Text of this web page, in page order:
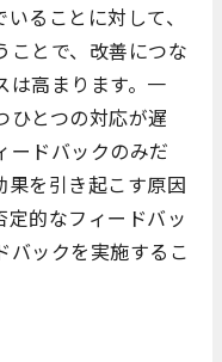
ることに対して、
ことで、改善につな
は高まります。一
ひとつの対応が遅
ードバックのみだ
果を引き起こす原因
定的なフィードバッ
バックを実施するこ